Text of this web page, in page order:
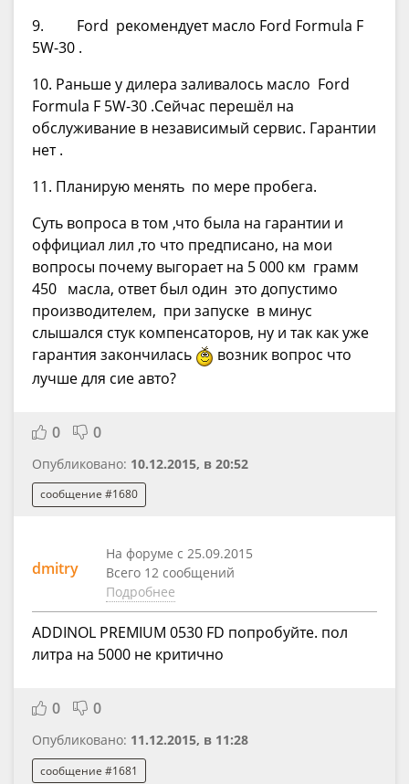
9. Ford рекомендует масло Ford Formula F
5W-30 .
10. Раньше у дилера заливалось масло Ford
Formula F 5W-30 .Сейчас перешёл на
обслуживание в независимый сервис. Гарантии
нет .
11. Планирую менять по мере пробега.
Суть вопроса в том ,что была на гарантии и
оффициал лил ,то что предписано, на мои
вопросы почему выгорает на 5 000 км грамм
450 масла, ответ был один это допустимо
производителем, при запуске в минус
слышался стук компенсаторов, ну и так как уже
гарантия закончилась
возник вопрос что
лучше для сие авто?
0 0
Опубликовано: 10.12.2015, в 20:52
сообщение #1680
dmitry
На форуме с 25.09.2015
Всего 12 сообщений
Подробнее
ADDINOL PREMIUM 0530 FD попробуйте. пол
литра на 5000 не критично
0 0
Опубликовано: 11.12.2015, в 11:28
сообщение #1681